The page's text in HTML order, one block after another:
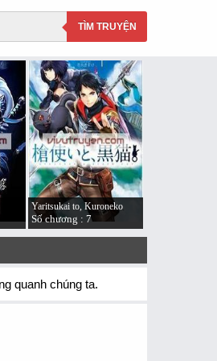
TÌM TRUYỆN
Yaritsukai to, Kuroneko
Số chương : 7
quanh chúng ta.